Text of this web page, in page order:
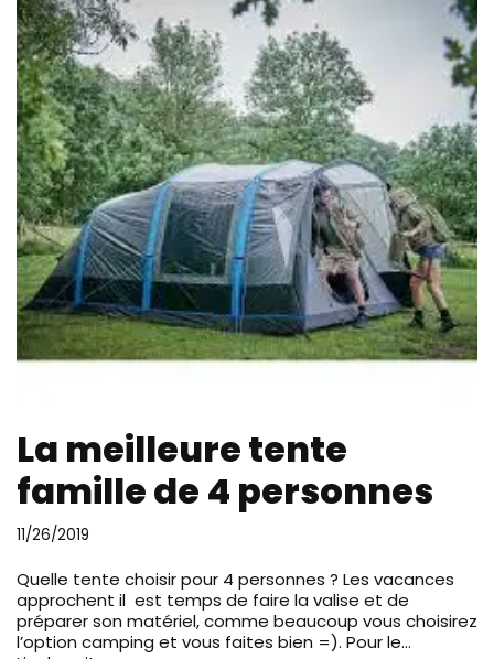
La meilleure tente
famille de 4 personnes
11/26/2019
Quelle tente choisir pour 4 personnes ? Les vacances
approchent il est temps de faire la valise et de
préparer son matériel, comme beaucoup vous choisirez
l’option camping et vous faites bien =). Pour le…